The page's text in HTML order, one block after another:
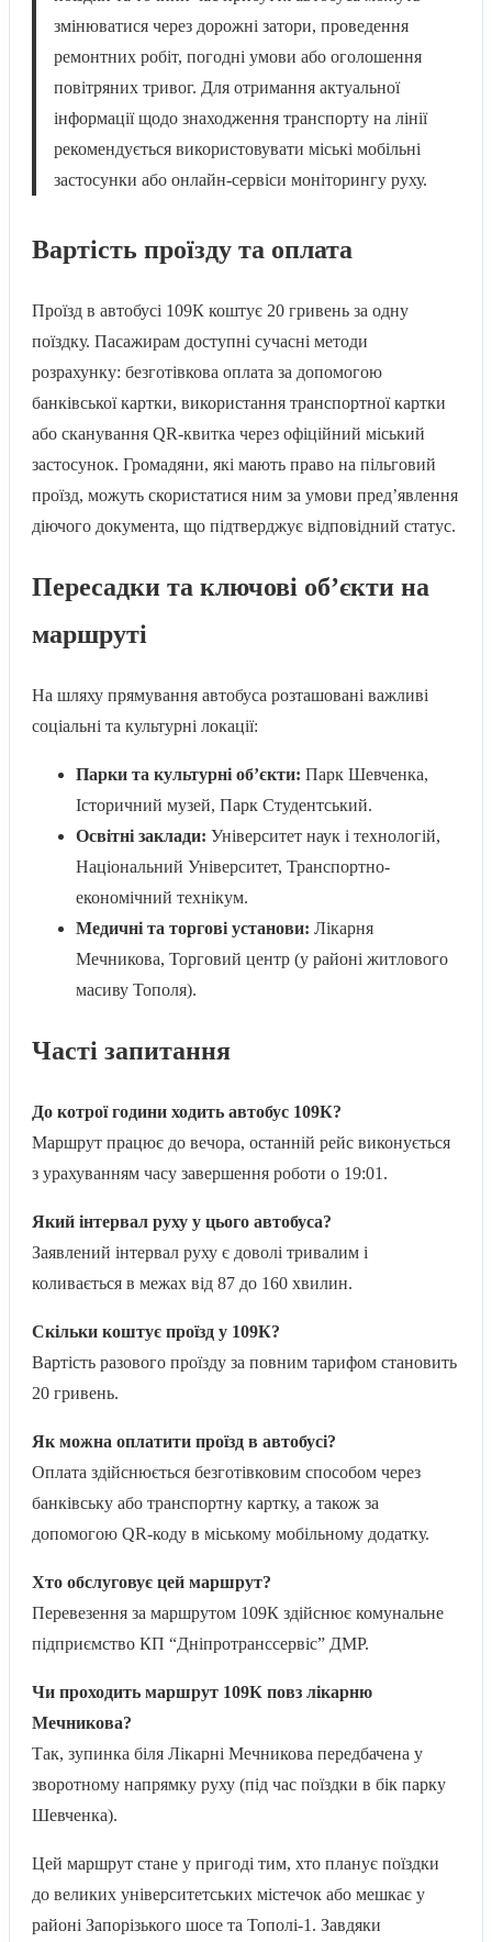
змінюватися через дорожні затори, проведення
ремонтних робіт, погодні умови або оголошення
повітряних тривог. Для отримання актуальної
інформації щодо знаходження транспорту на лінії
рекомендується використовувати міські мобільні
застосунки або онлайн-сервіси моніторингу руху.
Вартість проїзду та оплата
Проїзд в автобусі 109К коштує 20 гривень за одну
поїздку. Пасажирам доступні сучасні методи
розрахунку: безготівкова оплата за допомогою
банківської картки, використання транспортної картки
або сканування QR-квитка через офіційний міський
застосунок. Громадяни, які мають право на пільговий
проїзд, можуть скористатися ним за умови пред’явлення
діючого документа, що підтверджує відповідний статус.
Пересадки та ключові об’єкти на
маршруті
На шляху прямування автобуса розташовані важливі
соціальні та культурні локації:
Парки та культурні об’єкти: Парк Шевченка,
Історичний музей, Парк Студентський.
Освітні заклади: Університет наук і технологій,
Національний Університет, Транспортно-
економічний технікум.
Медичні та торгові установи: Лікарня
Мечникова, Торговий центр (у районі житлового
масиву Тополя).
Часті запитання
До котрої години ходить автобус 109К?
Маршрут працює до вечора, останній рейс виконується
з урахуванням часу завершення роботи о 19:01.
Який інтервал руху у цього автобуса?
Заявлений інтервал руху є доволі тривалим і
коливається в межах від 87 до 160 хвилин.
Скільки коштує проїзд у 109К?
Вартість разового проїзду за повним тарифом становить
20 гривень.
Як можна оплатити проїзд в автобусі?
Оплата здійснюється безготівковим способом через
банківську або транспортну картку, а також за
допомогою QR-коду в міському мобільному додатку.
Хто обслуговує цей маршрут?
Перевезення за маршрутом 109К здійснює комунальне
підприємство КП “Дніпротранссервіс” ДМР.
Чи проходить маршрут 109К повз лікарню
Мечникова?
Так, зупинка біля Лікарні Мечникова передбачена у
зворотному напрямку руху (під час поїздки в бік парку
Шевченка).
Цей маршрут стане у пригоді тим, хто планує поїздки
до великих університетських містечок або мешкає у
районі Запорізького шосе та Тополі-1. Завдяки